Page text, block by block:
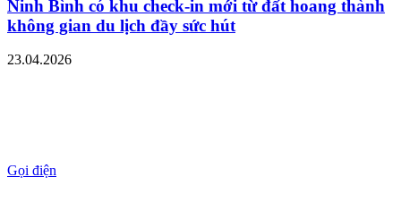
Ninh Bình có khu check-in mới từ đất hoang thành
không gian du lịch đầy sức hút
23.04.2026
Gọi điện